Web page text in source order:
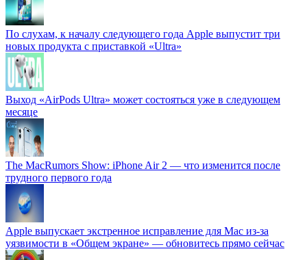
По слухам, к началу следующего года Apple выпустит три
новых продукта с приставкой «Ultra»
Выход «AirPods Ultra» может состояться уже в следующем
месяце
The MacRumors Show: iPhone Air 2 — что изменится после
трудного первого года
Apple выпускает экстренное исправление для Mac из-за
уязвимости в «Общем экране» — обновитесь прямо сейчас